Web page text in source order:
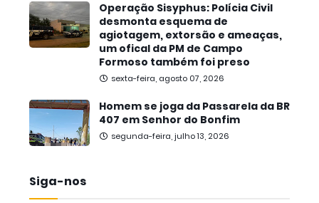
Operação Sisyphus: Polícia Civil
desmonta esquema de
agiotagem, extorsão e ameaças,
um ofical da PM de Campo
Formoso também foi preso
sexta-feira, agosto 07, 2026
Homem se joga da Passarela da BR
407 em Senhor do Bonfim
segunda-feira, julho 13, 2026
Siga-nos